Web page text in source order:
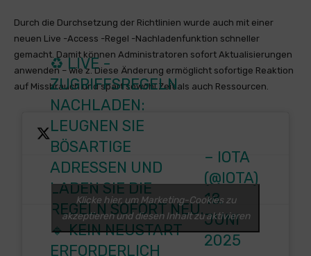
Durch die Durchsetzung der Richtlinien wurde auch mit einer
neuen Live -Access -Regel -Nachladenfunktion schneller
gemacht. Damit können Administratoren sofort Aktualisierungen
anwenden – wie z. Diese Änderung ermöglicht sofortige Reaktion
auf Missbrauch und spart sowohl Zeit als auch Ressourcen.
♻️ LIVE -
ZUGRIFFSREGELN
NACHLADEN:
LEUGNEN SIE
BÖSARTIGE
ADRESSEN UND
LADEN SIE DIE
REGELN SOFORT NEU.
🔹 KEIN NEUSTART
ERFORDERLICH
– IOTA
(@IOTA)
18.
JUNI
2025
Klicke hier, um Marketing-Cookies zu
akzeptieren und diesen Inhalt zu aktivieren